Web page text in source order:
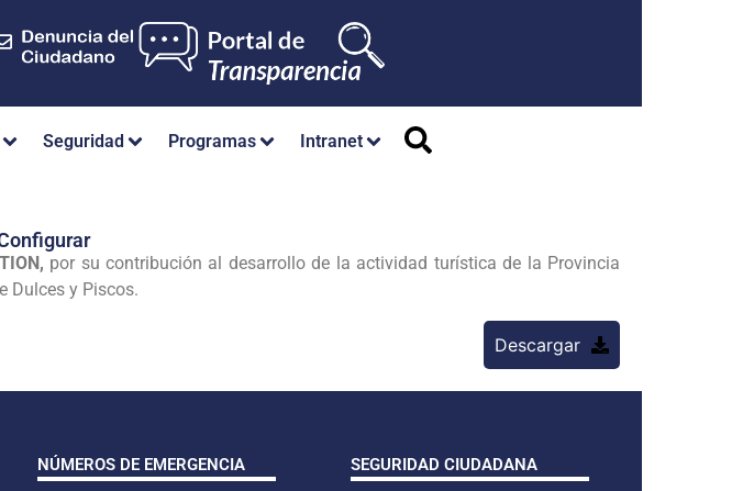
Seguridad Programas Intranet
por su contribución al desarrollo de la actividad turística de la Provincia
Dulces y Piscos.
Descargar
NÚMEROS DE EMERGENCIA
SEGURIDAD CIUDADANA